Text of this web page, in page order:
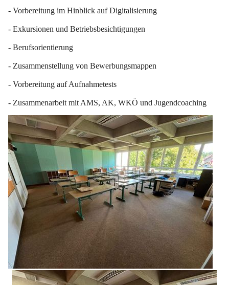
- Vorbereitung im Hinblick auf Digitalisierung
- Exkursionen und Betriebsbesichtigungen
- Berufsorientierung
- Zusammenstellung von Bewerbungsmappen
- Vorbereitung auf Aufnahmetests
- Zusammenarbeit mit AMS, AK, WKÖ und Jugendcoaching